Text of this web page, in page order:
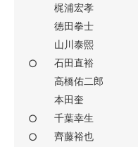
梶浦宏孝
徳田拳士
山川泰熙
○
石田直裕
高橋佑二郎
本田奎
○
千葉幸生
○
齊藤裕也